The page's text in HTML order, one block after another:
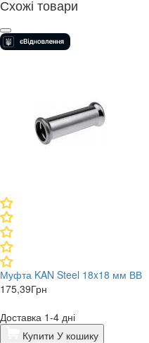
Схожі товари
Муфта KAN Steel 18x18 мм ВВ
175,39Грн
Доставка 1-4 дні
Купити У кошику